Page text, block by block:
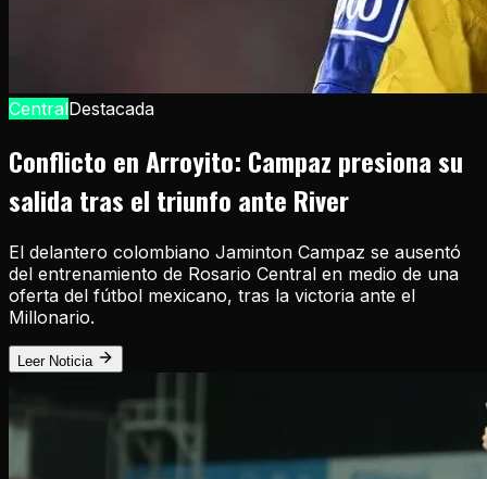
CentralDestacada
Conflicto en Arroyito: Campaz presiona su
salida tras el triunfo ante River
El delantero colombiano Jaminton Campaz se ausentó
del entrenamiento de Rosario Central en medio de una
oferta del fútbol mexicano, tras la victoria ante el
Millonario.
Leer Noticia